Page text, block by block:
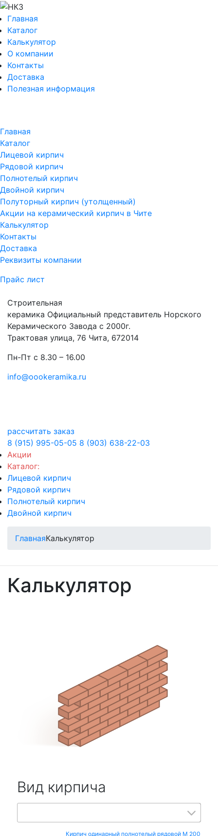
Главная
Каталог
Калькулятор
О компании
Контакты
Доставка
Полезная информация
Главная
Каталог
Лицевой кирпич
Рядовой кирпич
Полнотелый кирпич
Двойной кирпич
Полуторный кирпич (утолщенный)
Акции на керамический кирпич в Чите
Калькулятор
Контакты
Доставка
Реквизиты компании
Прайс лист
Строительная
керамика Официальный представитель Норского
Керамического Завода с 2000г.
Трактовая улица, 76 Чита, 672014
Пн-Пт с 8.30 – 16.00
info@oookeramika.ru
рассчитать заказ
8 (915) 995-05-05 8 (903) 638-22-03
Акции
Каталог:
Лицевой кирпич
Рядовой кирпич
Полнотелый кирпич
Двойной кирпич
ГлавнаяКалькулятор
Калькулятор
Вид кирпича
Кирпич одинарный полнотелый рядовой М 200